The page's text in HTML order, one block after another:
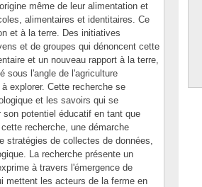
même de leur alimentation et
alimentaires et identitaires. Ce
et à la terre. Des initiatives
et de groupes qui dénoncent cette
et un nouveau rapport à la terre,
sous l'angle de l'agriculture
explorer. Cette recherche se
et les savoirs qui se
potentiel éducatif en tant que
recherche, une démarche
stratégies de collectes de données,
La recherche présente un
à travers l'émergence de
mettent les acteurs de la ferme en